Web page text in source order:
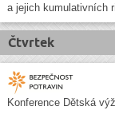
a jejich kumulativních
Čtvrtek
Konference Dětská